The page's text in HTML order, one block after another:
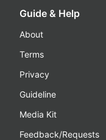
Guide & Help
About
Terms
Privacy
Guideline
Media Kit
Feedback/Requests